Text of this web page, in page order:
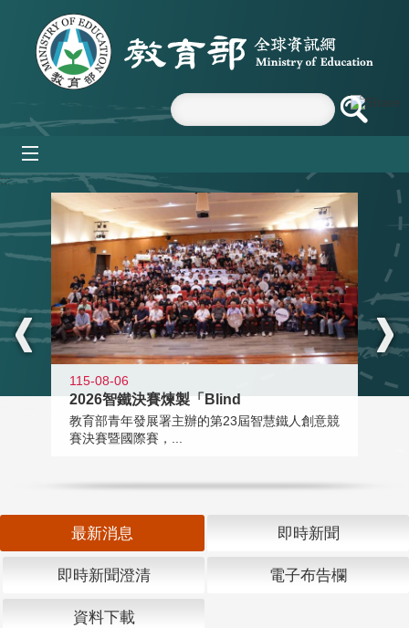
跳到主要內容區塊
:::
115-08-06
2026智鐵決賽煉製「Blind
教育部青年發展署主辦的第23屆智慧鐵人創意競
賽決賽暨國際賽，...
最新消息 即時新聞
即時新聞澄清 電子布告欄
資料下載